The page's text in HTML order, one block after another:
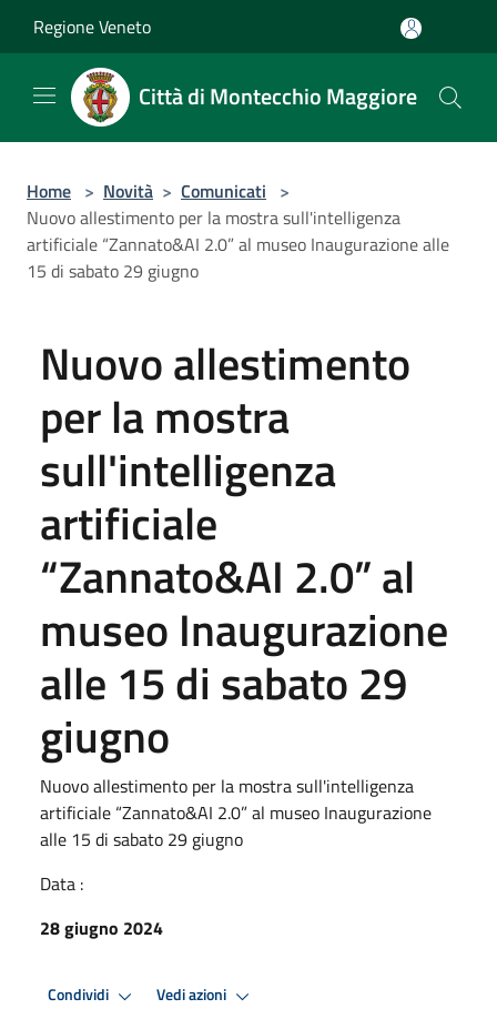
Regione Veneto
Città di Montecchio Maggiore
Home > Novità > Comunicati >
Nuovo allestimento per la mostra sull'intelligenza
artificiale “Zannato&AI 2.0” al museo Inaugurazione alle
15 di sabato 29 giugno
Nuovo allestimento
per la mostra
sull'intelligenza
artificiale
“Zannato&AI 2.0” al
museo Inaugurazione
alle 15 di sabato 29
giugno
Nuovo allestimento per la mostra sull'intelligenza
artificiale “Zannato&AI 2.0” al museo Inaugurazione
alle 15 di sabato 29 giugno
Data :
28 giugno 2024
Condividi Vedi azioni